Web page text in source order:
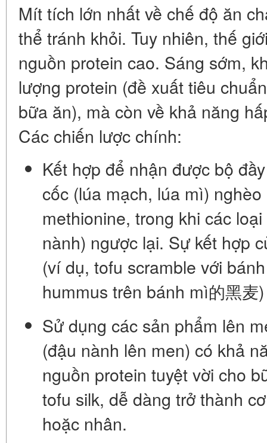
Mít tích lớn nhất về chế độ ăn
thể tránh khỏi. Tuy nhiên, thế
nguồn protein cao. Sáng sớm,
lượng protein (đề xuất tiêu
bữa ăn), mà còn về khả năng
Các chiến lược chính:
Kết hợp để nhận được bộ
cốc (lúa mạch, lúa mì)
methionine, trong khi các
nành) ngược lại. Sự kết hợp
(ví dụ, tofu scramble với
hummus trên bánh mì的黑麦
Sử dụng các sản phẩm lên
(đậu nành lên men) có khả
nguồn protein tuyệt vời cho
tofu silk, dễ dàng trở thành
hoặc nhân.